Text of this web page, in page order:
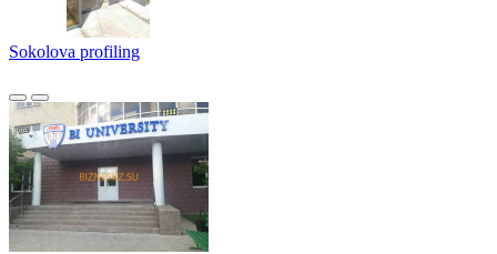
Sokolova profiling